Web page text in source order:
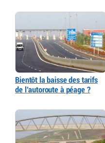
Bientôt la baisse des tarifs
de l’autoroute à péage ?